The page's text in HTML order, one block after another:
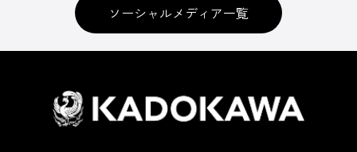
ソーシャルメディア一覧